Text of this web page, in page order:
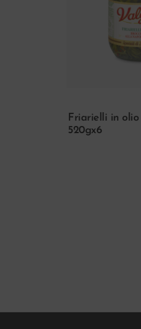
Friarielli in olio
520gx6